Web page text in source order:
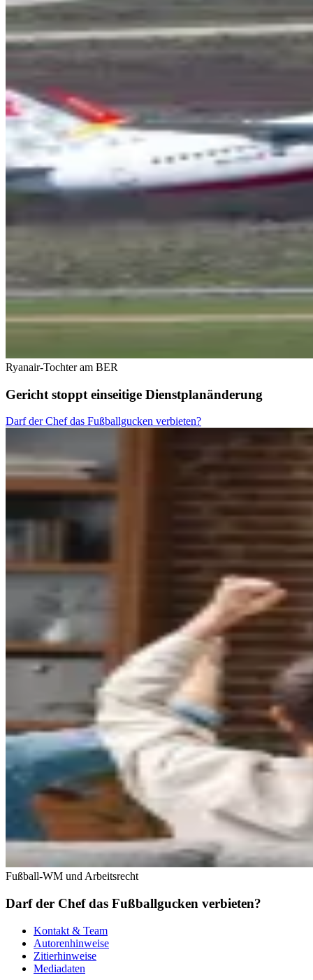
Ryanair-Tochter am BER
Gericht stoppt einseitige Dienstplanänderung
Darf der Chef das Fußballgucken verbieten?
Fußball-WM und Arbeitsrecht
Darf der Chef das Fußballgucken verbieten?
Kontakt & Team
Autorenhinweise
Zitierhinweise
Mediadaten